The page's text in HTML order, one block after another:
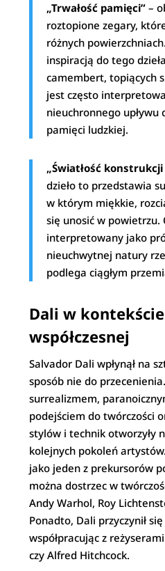
„Trwałość pamięci” –
roztopione zegary,
różnych
inspiracją do tego
camembert, topiących
jest często
nieuchronnego upływu
pamięci ludzkiej.
„Światłość
dzieło to przedstawia
w którym miękkie,
się unosić w powietrzu.
interpretowany jako
nieuchwytnej natury
podlega ciągłym
Dali w
współczesnej
Salvador Dali wpłynął na
sposób nie do
surrealizmem,
podejściem do twórczości
stylów i technik otworzyły
kolejnych pokoleń
jako jeden z prekursorów
można dostrzec w
Andy Warhol, Roy
Ponadto, Dali przyczynił
współpracując z
czy Alfred Hitchcock.